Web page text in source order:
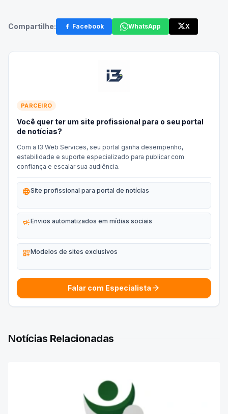
Compartilhe: Facebook WhatsApp X
PARCEIRO
Você quer ter um site profissional para o seu portal
de notícias?
Com a I3 Web Services, seu portal ganha desempenho,
estabilidade e suporte especializado para publicar com
confiança e escalar sua audiência.
languageSite profissional para portal de notícias
campaignEnvios automatizados em mídias sociais
dashboard_customizeModelos de sites exclusivos
Falar com Especialista arrow_forward
Notícias Relacionadas